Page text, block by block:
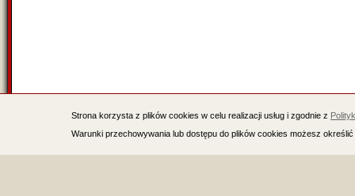
Strona korzysta z plików cookies w celu realizacji usług i zgodnie z
Warunki przechowywania lub dostępu do plików cookies możesz